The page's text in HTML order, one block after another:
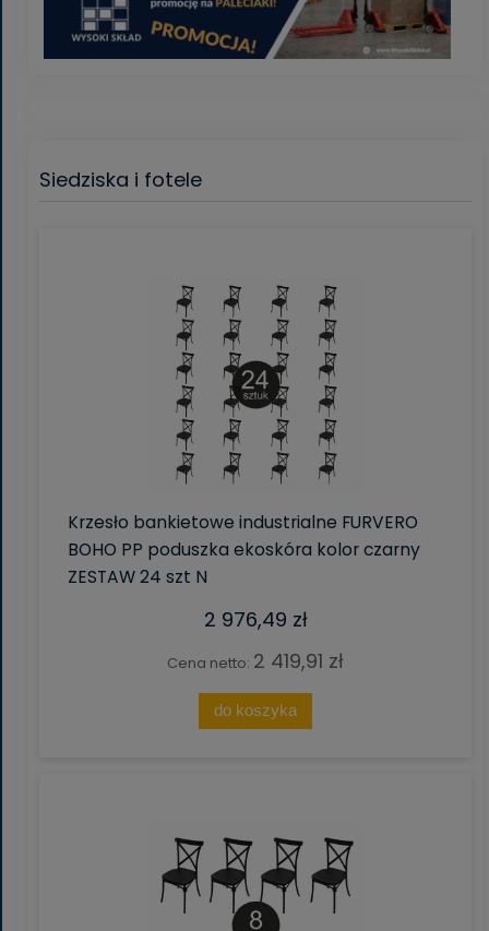
Siedziska i fotele
Krzesło bankietowe industrialne FURVERO
BOHO PP poduszka ekoskóra kolor czarny
ZESTAW 24 szt N
2 976,49 zł
Cena netto: 2 419,91 zł
do koszyka